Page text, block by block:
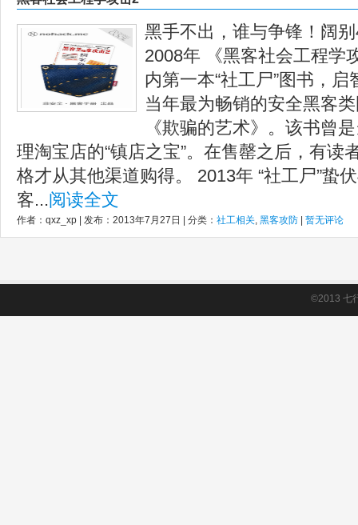
黑手不出，谁与争锋！阔
2008年 《黑客社会工程学
内第一本“社工尸”图书，
当年最为畅销的安全黑客
《欺骗的艺术》。该书曾
理淘宝店的“镇店之宝”。在售罄之后，有读
格才从其他渠道购得。 2013年 “社工尸”蛰
客...阅读全文
作者：qxz_xp | 发布：2013年7月27日 | 分类： 社工相关, 黑客攻防 暂无评论
©2013 七